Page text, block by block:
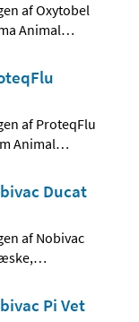
af Oxytobel
Animal…
af ProteqFlu
Animal…
Ducat
af Nobivac
…
Pi Vet